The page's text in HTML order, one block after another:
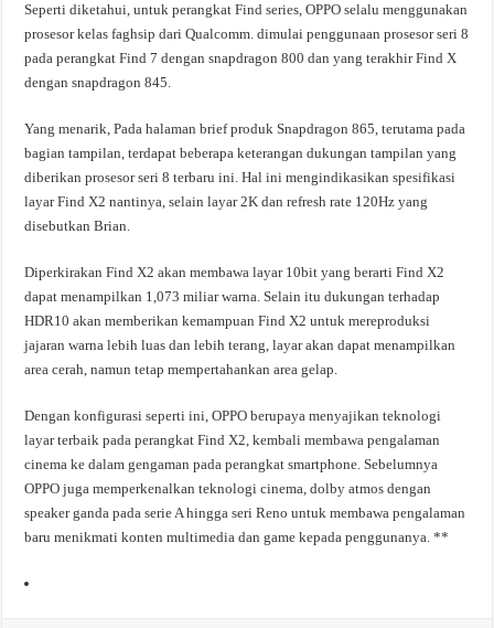
Seperti diketahui, untuk perangkat Find series, OPPO selalu menggunakan
prosesor kelas faghsip dari Qualcomm. dimulai penggunaan prosesor seri 8
pada perangkat Find 7 dengan snapdragon 800 dan yang terakhir Find X
dengan snapdragon 845.
Yang menarik, Pada halaman brief produk Snapdragon 865, terutama pada
bagian tampilan, terdapat beberapa keterangan dukungan tampilan yang
diberikan prosesor seri 8 terbaru ini. Hal ini mengindikasikan spesifikasi
layar Find X2 nantinya, selain layar 2K dan refresh rate 120Hz yang
disebutkan Brian.
Diperkirakan Find X2 akan membawa layar 10bit yang berarti Find X2
dapat menampilkan 1,073 miliar warna. Selain itu dukungan terhadap
HDR10 akan memberikan kemampuan Find X2 untuk mereproduksi
jajaran warna lebih luas dan lebih terang, layar akan dapat menampilkan
area cerah, namun tetap mempertahankan area gelap.
Dengan konfigurasi seperti ini, OPPO berupaya menyajikan teknologi
layar terbaik pada perangkat Find X2, kembali membawa pengalaman
cinema ke dalam gengaman pada perangkat smartphone. Sebelumnya
OPPO juga memperkenalkan teknologi cinema, dolby atmos dengan
speaker ganda pada serie A hingga seri Reno untuk membawa pengalaman
baru menikmati konten multimedia dan game kepada penggunanya. **